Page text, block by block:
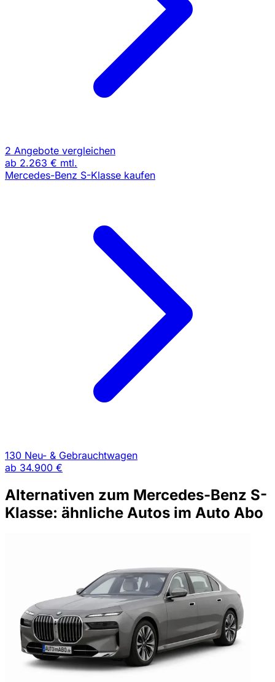
2 Angebote vergleichen
ab 2.263 € mtl.
Mercedes-Benz S-Klasse kaufen
130 Neu- & Gebrauchtwagen
ab 34.900 €
Alternativen zum Mercedes-Benz S-
Klasse: ähnliche Autos im Auto Abo